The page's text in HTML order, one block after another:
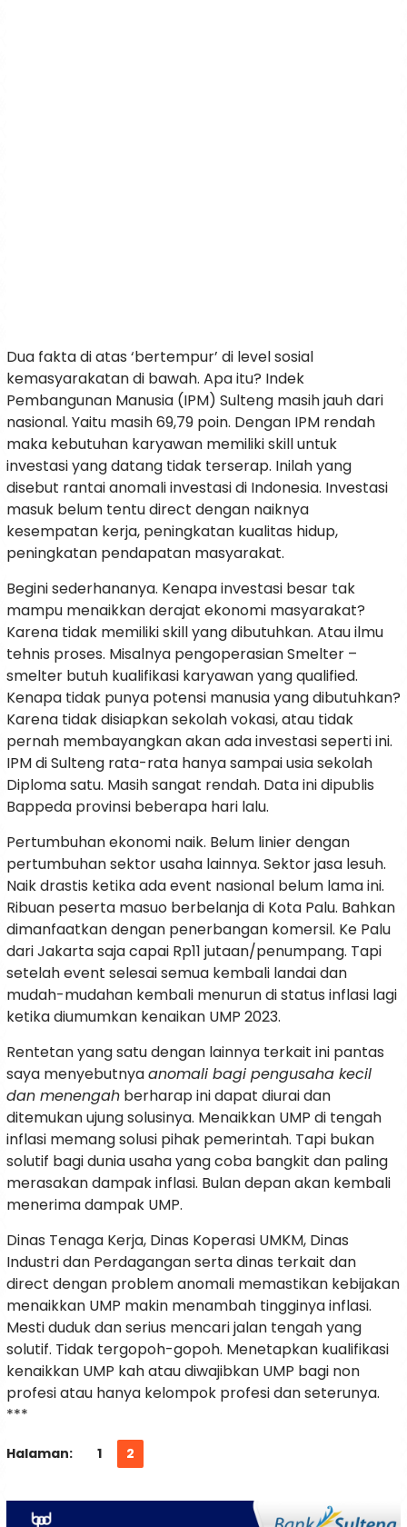
Dua fakta di atas ‘bertempur’ di level sosial
kemasyarakatan di bawah. Apa itu? Indek
Pembangunan Manusia (IPM) Sulteng masih jauh dari
nasional. Yaitu masih 69,79 poin. Dengan IPM rendah
maka kebutuhan karyawan memiliki skill untuk
investasi yang datang tidak terserap. Inilah yang
disebut rantai anomali investasi di Indonesia. Investasi
masuk belum tentu direct dengan naiknya
kesempatan kerja, peningkatan kualitas hidup,
peningkatan pendapatan masyarakat.
Begini sederhananya. Kenapa investasi besar tak
mampu menaikkan derajat ekonomi masyarakat?
Karena tidak memiliki skill yang dibutuhkan. Atau ilmu
tehnis proses. Misalnya pengoperasian Smelter –
smelter butuh kualifikasi karyawan yang qualified.
Kenapa tidak punya potensi manusia yang dibutuhkan?
Karena tidak disiapkan sekolah vokasi, atau tidak
pernah membayangkan akan ada investasi seperti ini.
IPM di Sulteng rata-rata hanya sampai usia sekolah
Diploma satu. Masih sangat rendah. Data ini dipublis
Bappeda provinsi beberapa hari lalu.
Pertumbuhan ekonomi naik. Belum linier dengan
pertumbuhan sektor usaha lainnya. Sektor jasa lesuh.
Naik drastis ketika ada event nasional belum lama ini.
Ribuan peserta masuo berbelanja di Kota Palu. Bahkan
dimanfaatkan dengan penerbangan komersil. Ke Palu
dari Jakarta saja capai Rp11 jutaan/penumpang. Tapi
setelah event selesai semua kembali landai dan
mudah-mudahan kembali menurun di status inflasi lagi
ketika diumumkan kenaikan UMP 2023.
Rentetan yang satu dengan lainnya terkait ini pantas
saya menyebutnyaanomali bagi pengusaha kecil
dan menengah berharap ini dapat diurai dan
ditemukan ujung solusinya. Menaikkan UMP di tengah
inflasi memang solusi pihak pemerintah. Tapi bukan
solutif bagi dunia usaha yang coba bangkit dan paling
merasakan dampak inflasi. Bulan depan akan kembali
menerima dampak UMP.
Dinas Tenaga Kerja, Dinas Koperasi UMKM, Dinas
Industri dan Perdagangan serta dinas terkait dan
direct dengan problem anomali memastikan kebijakan
menaikkan UMP makin menambah tingginya inflasi.
Mesti duduk dan serius mencari jalan tengah yang
solutif. Tidak tergopoh-gopoh. Menetapkan kualifikasi
kenaikkan UMP kah atau diwajibkan UMP bagi non
profesi atau hanya kelompok profesi dan seterunya.
***
Halaman: 1 2